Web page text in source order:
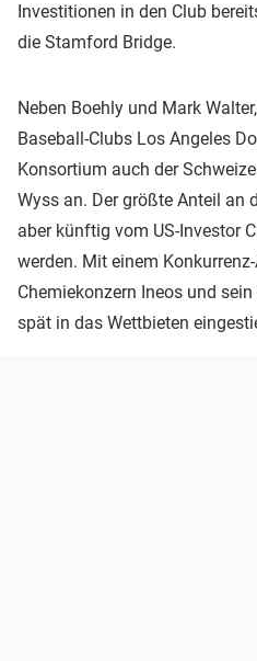
Investitionen in den Club
die Stamford Bridge.
Neben Boehly und Mark
Baseball-Clubs Los Angeles
Konsortium auch der
Wyss an. Der größte Anteil an
aber künftig vom US-Investor
werden. Mit einem
Chemiekonzern Ineos und
spät in das Wettbieten